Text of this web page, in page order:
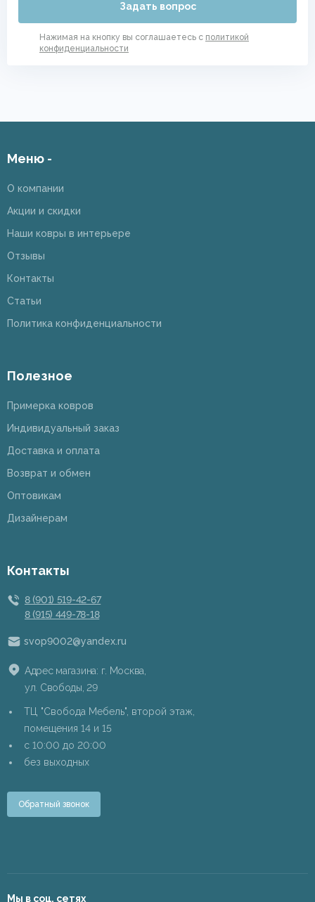
Задать вопрос
Нажимая на кнопку вы соглашаетесь с политикой
конфиденциальности
Меню -
О компании
Акции и скидки
Наши ковры в интерьере
Отзывы
Контакты
Статьи
Политика конфиденциальности
Полезное
Примерка ковров
Индивидуальный заказ
Доставка и оплата
Возврат и обмен
Оптовикам
Дизайнерам
Контакты
8 (901) 519-42-67
8 (915) 449-78-18
svop9002@yandex.ru
Адрес магазина: г. Москва,
ул. Свободы, 29
ТЦ "Свобода Мебель", второй этаж,
помещения 14 и 15
c 10:00 до 20:00
без выходных
Обратный звонок
Мы в соц. сетях